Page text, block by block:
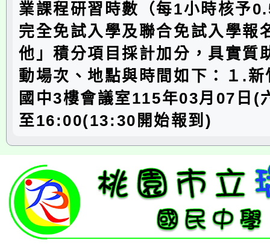
業課程研習時數（每1小時核予
完全免試入學及聯合免試入學報
他」積分項目採計加分，具實質
動場次、地點與時間如下：１.
國中3樓會議室115年03月07日(
至16:00(13:30開始報到)